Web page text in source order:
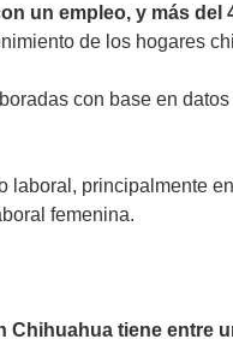
un empleo, y más del
de los hogares
con base en datos
laboral, principalmente
femenina.
Chihuahua tiene entre